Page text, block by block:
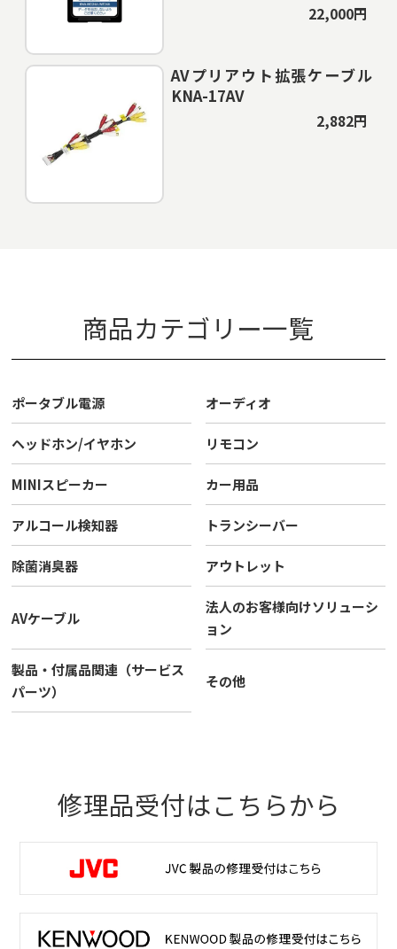
22,000円
AVプリアウト拡張ケーブル
KNA-17AV
2,882円
商品カテゴリー一覧
ポータブル電源 オーディオ
ヘッドホン/イヤホン リモコン
MINIスピーカー カー用品
アルコール検知器 トランシーバー
除菌消臭器 アウトレット
AVケーブル
法人のお客様向けソリューシ
ョン
製品・付属品関連（サービス
パーツ）
その他
修理品受付はこちらから